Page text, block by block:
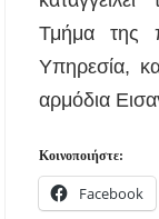
Τμήμα της
Υπηρεσία,
αρμόδια
Κοινοποιήστε:
Facebook